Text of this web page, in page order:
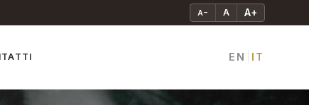
A− A A+
EN IT